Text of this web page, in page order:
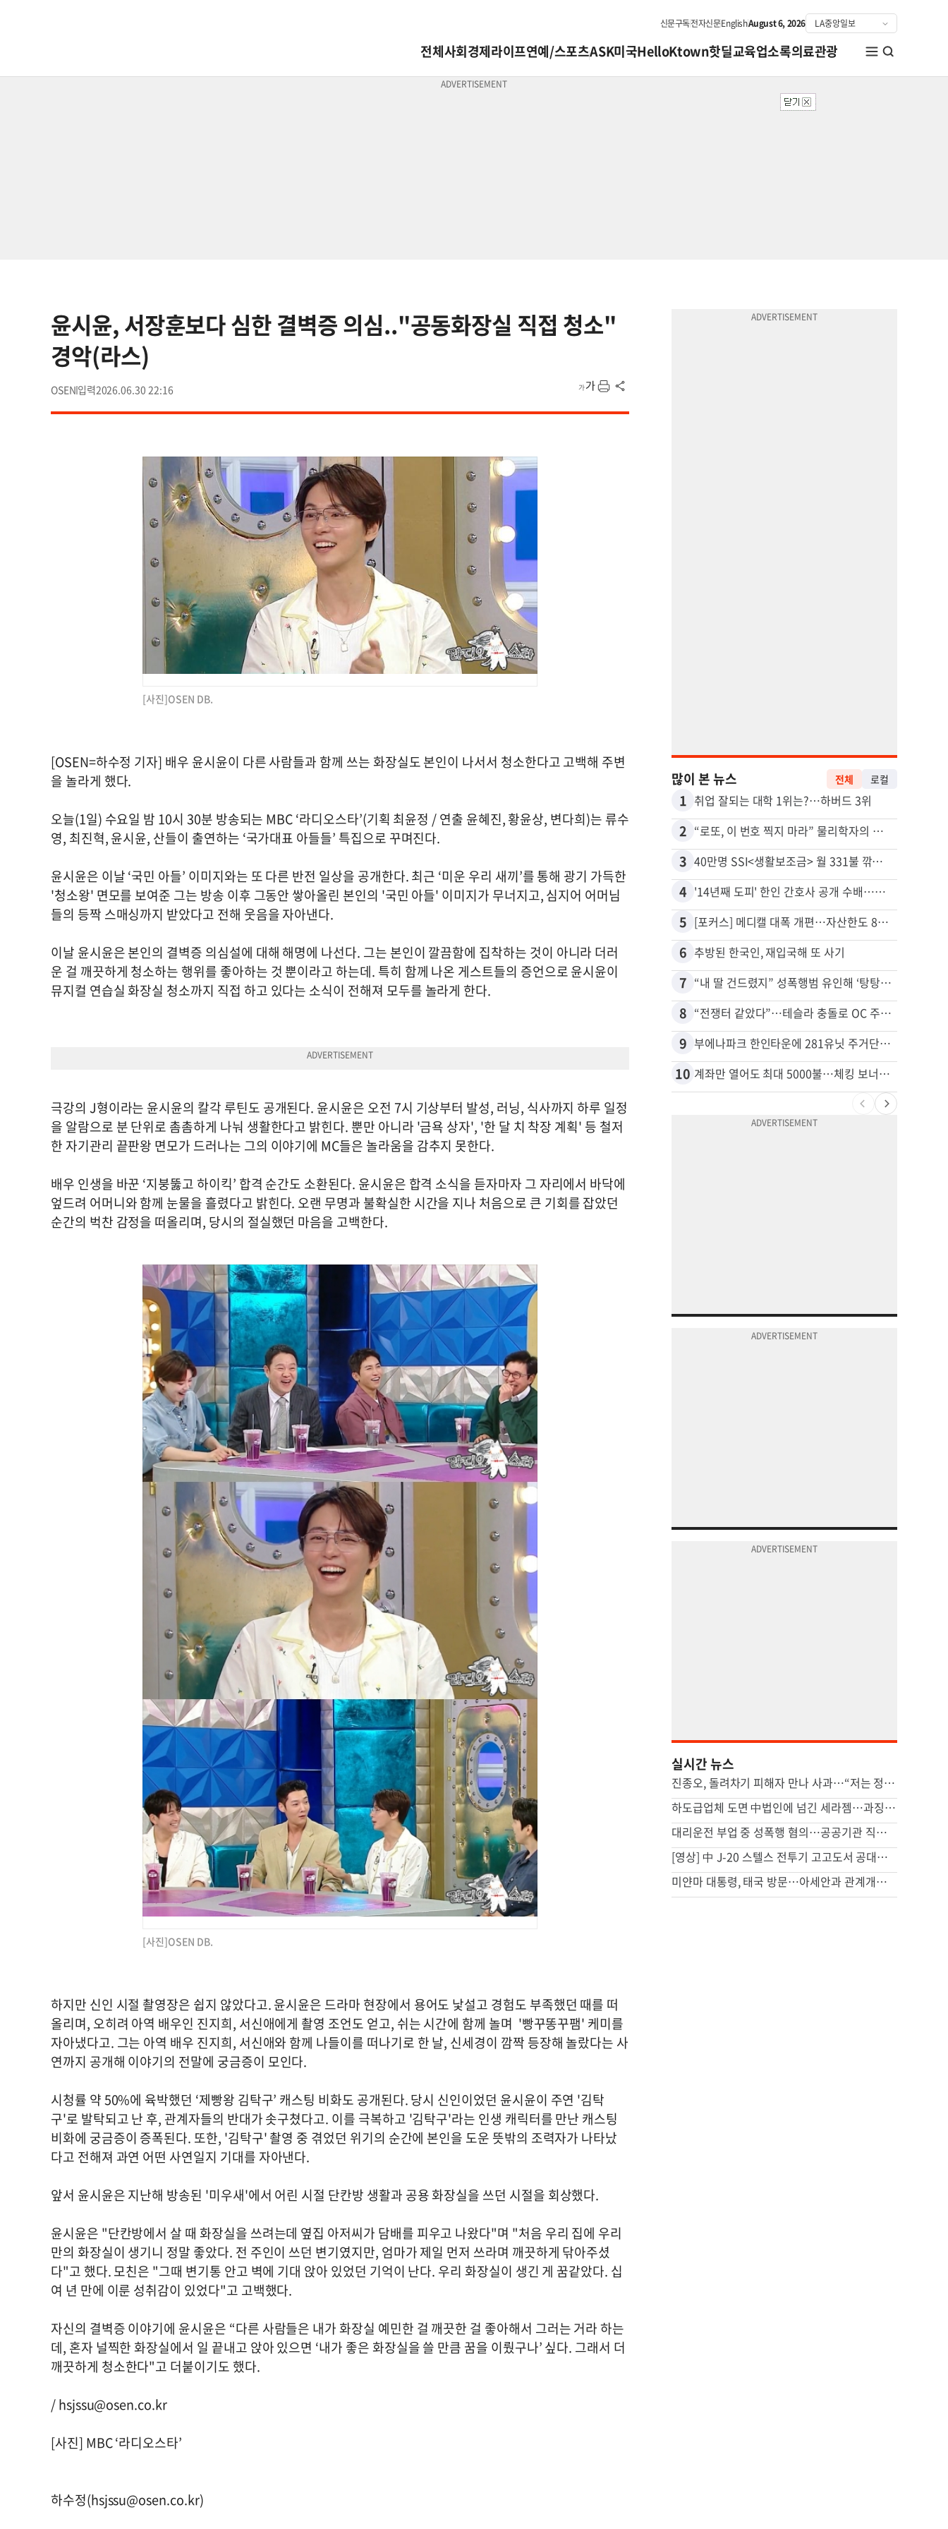
신문구독전자신문EnglishAugust 6, 2026
전체사회경제라이프연예/스포츠ASK미국HelloKtown핫딜교육업소록의료관광
윤시윤, 서장훈보다 심한 결벽증 의심.."공동화장실 직접 청소"
경악(라스)
OSEN 2026.06.30 22:16
[사진]OSEN DB.
[OSEN=하수정 기자] 배우 윤시윤이 다른 사람들과 함께 쓰는 화장실도 본인이 나서서 청소한다고 고백해 주변
을 놀라게 했다.
오늘(1일) 수요일 밤 10시 30분 방송되는 MBC ‘라디오스타’(기획 최윤정 / 연출 윤혜진, 황윤상, 변다희)는 류수
영, 최진혁, 윤시윤, 산들이 출연하는 ‘국가대표 아들들’ 특집으로 꾸며진다.
윤시윤은 이날 ‘국민 아들’ 이미지와는 또 다른 반전 일상을 공개한다. 최근 ‘미운 우리 새끼’를 통해 광기 가득한
'청소왕' 면모를 보여준 그는 방송 이후 그동안 쌓아올린 본인의 '국민 아들' 이미지가 무너지고, 심지어 어머님
들의 등짝 스매싱까지 받았다고 전해 웃음을 자아낸다.
이날 윤시윤은 본인의 결벽증 의심설에 대해 해명에 나선다. 그는 본인이 깔끔함에 집착하는 것이 아니라 더러
운 걸 깨끗하게 청소하는 행위를 좋아하는 것 뿐이라고 하는데. 특히 함께 나온 게스트들의 증언으로 윤시윤이
뮤지컬 연습실 화장실 청소까지 직접 하고 있다는 소식이 전해져 모두를 놀라게 한다.
극강의 J형이라는 윤시윤의 칼각 루틴도 공개된다. 윤시윤은 오전 7시 기상부터 발성, 러닝, 식사까지 하루 일정
을 알람으로 분 단위로 촘촘하게 나눠 생활한다고 밝힌다. 뿐만 아니라 '금욕 상자', '한 달 치 착장 계획' 등 철저
한 자기관리 끝판왕 면모가 드러나는 그의 이야기에 MC들은 놀라움을 감추지 못한다.
배우 인생을 바꾼 ‘지붕뚫고 하이킥’ 합격 순간도 소환된다. 윤시윤은 합격 소식을 듣자마자 그 자리에서 바닥에
엎드려 어머니와 함께 눈물을 흘렸다고 밝힌다. 오랜 무명과 불확실한 시간을 지나 처음으로 큰 기회를 잡았던
순간의 벅찬 감정을 떠올리며, 당시의 절실했던 마음을 고백한다.
[사진]OSEN DB.
하지만 신인 시절 촬영장은 쉽지 않았다고. 윤시윤은 드라마 현장에서 용어도 낯설고 경험도 부족했던 때를 떠
올리며, 오히려 아역 배우인 진지희, 서신애에게 촬영 조언도 얻고, 쉬는 시간에 함께 놀며 '빵꾸똥꾸팸' 케미를
자아냈다고. 그는 아역 배우 진지희, 서신애와 함께 나들이를 떠나기로 한 날, 신세경이 깜짝 등장해 놀랐다는 사
연까지 공개해 이야기의 전말에 궁금증이 모인다.
시청률 약 50%에 육박했던 ‘제빵왕 김탁구’ 캐스팅 비화도 공개된다. 당시 신인이었던 윤시윤이 주연 '김탁
구'로 발탁되고 난 후, 관계자들의 반대가 솟구쳤다고. 이를 극복하고 '김탁구'라는 인생 캐릭터를 만난 캐스팅
비화에 궁금증이 증폭된다. 또한, '김탁구' 촬영 중 겪었던 위기의 순간에 본인을 도운 뜻밖의 조력자가 나타났
다고 전해져 과연 어떤 사연일지 기대를 자아낸다.
앞서 윤시윤은 지난해 방송된 '미우새'에서 어린 시절 단칸방 생활과 공용 화장실을 쓰던 시절을 회상했다.
윤시윤은 "단칸방에서 살 때 화장실을 쓰려는데 옆집 아저씨가 담배를 피우고 나왔다"며 "처음 우리 집에 우리
만의 화장실이 생기니 정말 좋았다. 전 주인이 쓰던 변기였지만, 엄마가 제일 먼저 쓰라며 깨끗하게 닦아주셨
다"고 했다. 모친은 "그때 변기통 안고 벽에 기대 앉아 있었던 기억이 난다. 우리 화장실이 생긴 게 꿈같았다. 십
여 년 만에 이룬 성취감이 있었다"고 고백했다.
자신의 결벽증 이야기에 윤시윤은 “다른 사람들은 내가 화장실 예민한 걸 깨끗한 걸 좋아해서 그러는 거라 하는
데, 혼자 널찍한 화장실에서 일 끝내고 앉아 있으면 ‘내가 좋은 화장실을 쓸 만큼 꿈을 이뤘구나’ 싶다. 그래서 더
깨끗하게 청소한다"고 더붙이기도 했다.
/hsjssu@osen.co.kr
[사진] MBC ‘라디오스타’
하수정(hsjssu@osen.co.kr)
많이 본 뉴스 전체 로컬
1 취업 잘되는 대학 1위는?…하버드 3위
2 “로또, 이 번호 찍지 마라” 물리학자의 당첨금 높이는 비밀
3 40만명 SSI<생활보조금> 월 331불 깎이나
4 '14년째 도피' 한인 간호사 공개 수배…메디케어 사기 유죄
5 [포커스] 메디캘 대폭 개편…자산한도 84% 축소
6 추방된 한국인, 재입국해 또 사기
7 “내 딸 건드렸지” 성폭행범 유인해 ‘탕탕’…아빠의 복수 결말
8 “전쟁터 같았다”…테슬라 충돌로 OC 주택 4채 파손
9 부에나파크 한인타운에 281유닛 주거단지 들어선다
10 계좌만 열어도 최대 5000불…체킹 보너스 무한 경쟁
실시간 뉴스
진종오, 돌려차기 피해자 만나 사과…“저는 정말 괜찮다” 손편지 공개
하도급업체 도면 中법인에 넘긴 세라젬…과징금 4억3200만원
대리운전 부업 중 성폭행 혐의…공공기관 직원, 구속 수사
[영상] 中 J-20 스텔스 전투기 고고도서 공대공미사일 발사 모습 포착
미얀마 대통령, 태국 방문…아세안과 관계개선 모색